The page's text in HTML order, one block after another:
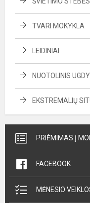
TVARI MOKYKLA
LEIDINIAI
NUOTOLINIS
EKSTREMALIŲ
PRIĖMIMAS Į
FACEBOOK
MĖNESIO